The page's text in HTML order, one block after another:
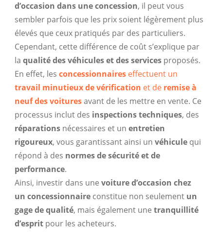
d’occasion dans une concession, il peut vous
sembler parfois que les prix soient légèrement plus
élevés que ceux pratiqués par des particuliers.
Cependant, cette différence de coût s’explique par
la qualité des véhicules et des services proposés.
En effet, les concessionnaires effectuent un
travail minutieux de vérification et de remise à
neuf des voituresavant de les mettre en vente. Ce
processus inclut des inspections techniques, des
réparations nécessaires et un entretien
rigoureux, vous garantissant ainsi un véhicule qui
répond à des normes de sécurité et de
performance.
Ainsi, investir dans une voiture d’occasion chez
un concessionnaire constitue non seulement un
gage de qualité, mais également une tranquillité
d’esprit pour les acheteurs.